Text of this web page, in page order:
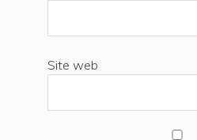
Site web